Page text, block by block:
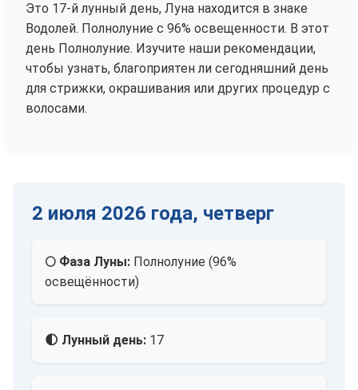
Это 17-й лунный день, Луна находится в знаке
Водолей. Полнолуние с 96% освещенности. В этот
день Полнолуние. Изучите наши рекомендации,
чтобы узнать, благоприятен ли сегодняшний день
для стрижки, окрашивания или других процедур с
волосами.
2 июля 2026 года, четверг
🌕 Фаза Луны: Полнолуние (96%
освещённости)
🌓 Лунный день: 17